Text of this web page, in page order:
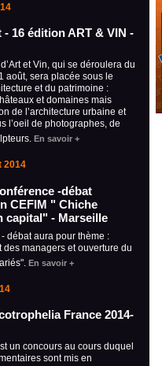
16 édition ART & VIN -
et Vin, qui se déroulera du
août, sera placée sous le
et du patrimoine :
et domaines mais
de l’architecture urbaine et
l’oeil de photographes, de
En savoir +
2014
-débat
CEFIM " Chiche
capital" - Marseille
débat aura pour thème :
des managers et ouverture du
En savoir +
France 2014-
un concours au cours duquel
sont mis en